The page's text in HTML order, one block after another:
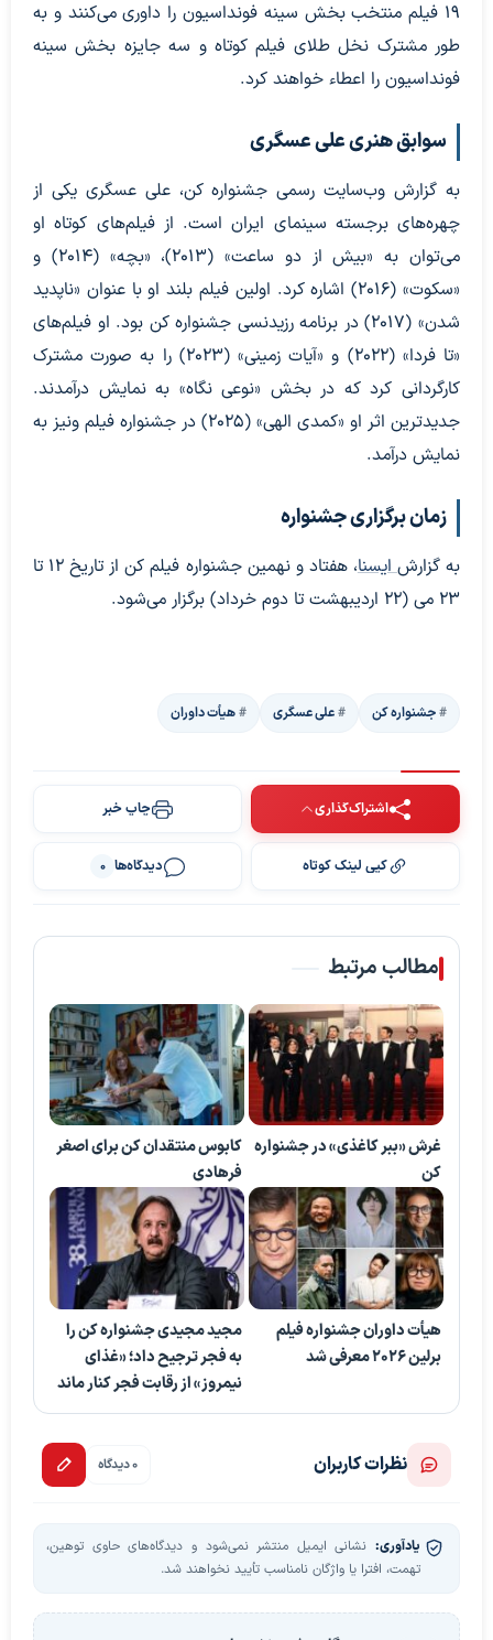
۱۹ فیلم منتخب بخش سینه فونداسیون را داوری می‌کنند و به
طور مشترک نخل طلای فیلم کوتاه و سه جایزه بخش سینه
فونداسیون را اعطاء خواهند کرد.
سوابق هنری علی عسگری
به گزارش وب‌سایت رسمی جشنواره کن، علی عسگری یکی از
چهره‌های برجسته سینمای ایران است. از فیلم‌های کوتاه او
می‌توان به «بیش از دو ساعت» (۲۰۱۳)، «بچه» (۲۰۱۴) و
«سکوت» (۲۰۱۶) اشاره کرد. اولین فیلم بلند او با عنوان «ناپدید
شدن» (۲۰۱۷) در برنامه رزیدنسی جشنواره کن بود. او فیلم‌های
«تا فردا» (۲۰۲۲) و «آیات زمینی» (۲۰۲۳) را به صورت مشترک
کارگردانی کرد که در بخش «نوعی نگاه» به نمایش درآمدند.
جدیدترین اثر او «کمدی الهی» (۲۰۲۵) در جشنواره فیلم ونیز به
نمایش درآمد.
زمان برگزاری جشنواره
به گزارشایسنا
، هفتاد و نهمین جشنواره فیلم کن از تاریخ ۱۲ تا
۲۳ می (۲۲ اردیبهشت تا دوم خرداد) برگزار می‌شود.
جشنواره کن علی عسگری هیأت داوران
اشتراک‌گذاری چاپ خبر
کپی لینک کوتاه دیدگاه‌ها 0
مطالب مرتبط
غرش «ببر کاغذی» در جشنواره
کن
کابوس منتقدان کن برای اصغر
فرهادی
هیأت داوران جشنواره فیلم
برلین ۲۰۲۶ معرفی شد
مجید مجیدی جشنواره کن را
به فجر ترجیح داد؛ «غذای
نیمروز» از رقابت فجر کنار ماند
نظرات کاربران 0 دیدگاه
یادآوری: نشانی ایمیل منتشر نمی‌شود و دیدگاه‌های حاوی توهین،
تهمت، افترا یا واژگان نامناسب تأیید نخواهند شد.